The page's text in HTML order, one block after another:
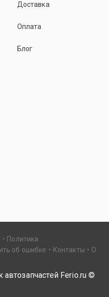
Доставка
Оплата
Блог
Политика
об ошибке Контакты
О
Ferio.ru ©